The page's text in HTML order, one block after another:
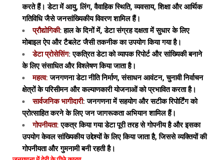
करते हैं। डेटा में आयु, लिंग, वैवाहिक स्थिति, व्यवसाय, शिक्षा और आर्थिक
गतिविधि जैसे जनसांख्यिकीय विवरण शामिल हैं।
प्रौद्योगिकी: हाल के दिनों में, डेटा संग्रह दक्षता में सुधार के लिए
मोबाइल ऐप और टैबलेट जैसी तकनीक का उपयोग किया गया है।
डेटा प्रोसेसिंग: एकत्रित डेटा को व्यापक रिपोर्ट और सांख्यिकी बनाने
के लिए संसाधित और विश्लेषण किया जाता है।
महत्व: जनगणना डेटा नीति निर्माण, संसाधन आवंटन, चुनावी निर्वाचन
क्षेत्रों के परिसीमन और कल्याणकारी योजनाओं को प्रभावित करता है।
सार्वजनिक भागीदारी: जनगणना में सहयोग और सटीक रिपोर्टिंग को
प्रोत्साहित करने के लिए जन जागरूकता अभियान शामिल हैं।
गोपनीयता: एकत्र किया गया डेटा पूरी तरह से गोपनीय है और इसका
उपयोग केवल सांख्यिकीय उद्देश्यों के लिए किया जाता है, जिससे व्यक्तियों की
गोपनीयता और गुमनामी बनी रहती है।